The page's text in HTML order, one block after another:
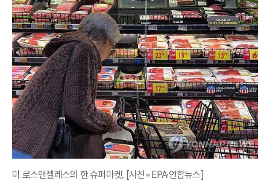
미 로스앤젤레스의 한 슈퍼마켓. [사진=EPA·연합뉴스]